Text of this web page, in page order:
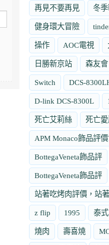
再見不要再見 冬
健身環大冒險
操作 AOC電視
日勝新京站 森友會
Switch DCS-
D-link DCS-8300L
死亡艾莉絲 死亡
APM Monaco飾品評價
BottegaVeneta飾品評
BottegaVeneta飾品評
站著吃烤肉評價，站
z flip 1995 泰式
燒肉 壽喜燒